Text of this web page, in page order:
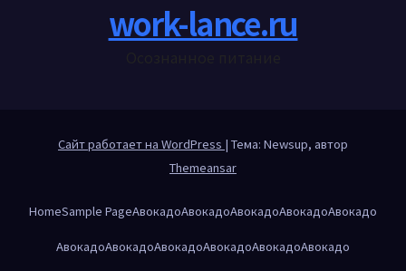
work-lance.ru
Сайт работает на WordPress | Тема: Newsup, автор
Themeansar
HomeSample PageАвокадоАвокадоАвокадоАвокадоАвокадо
АвокадоАвокадоАвокадоАвокадоАвокадоАвокадо